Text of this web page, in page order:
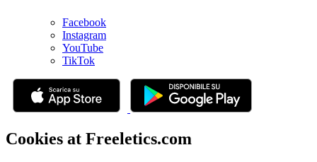
Facebook
Instagram
YouTube
TikTok
Cookies at Freeletics.com